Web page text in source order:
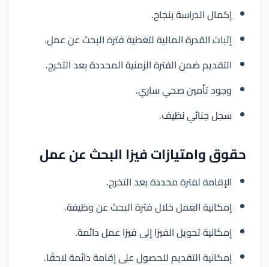
إكمال الدراسة بنجاح.
إثبات القدرة المالية لتغطية فترة البحث عن عمل.
التقديم ضمن الفترة الزمنية المحددة بعد التخرج.
وجود تأمين صحي ساري.
سجل جنائي نظيف.
حقوق وامتيازات فيزا البحث عن عمل
الإقامة لفترة محددة بعد التخرج.
إمكانية العمل خلال فترة البحث عن وظيفة.
إمكانية تحويل الفيزا إلى فيزا عمل دائمة.
إمكانية التقديم للحصول على إقامة دائمة لاحقًا.